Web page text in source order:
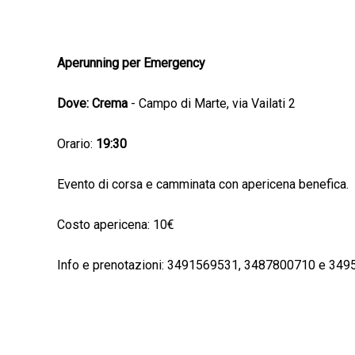
Aperunning per Emergency
Dove: Crema - Campo di Marte, via Vailati 2
Orario: 19:30
Evento di corsa e camminata con apericena benefica.
Costo apericena: 10€
Info e prenotazioni: 3491569531, 3487800710 e